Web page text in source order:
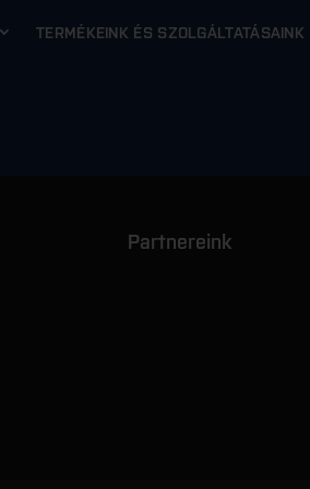
TERMÉKEINK ÉS SZOLGÁLTATÁSAINK
Partnereink